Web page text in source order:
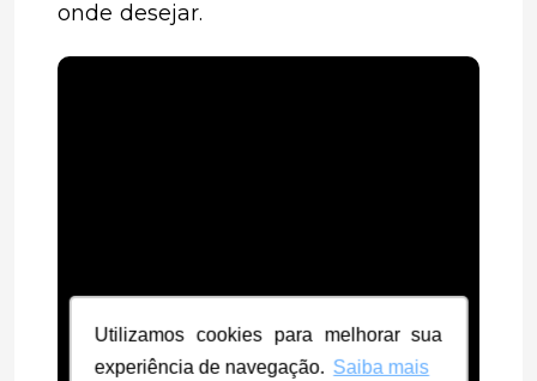
Utilizamos cookies para melhorar sua
experiência de navegação. Saiba mais
onde desejar.